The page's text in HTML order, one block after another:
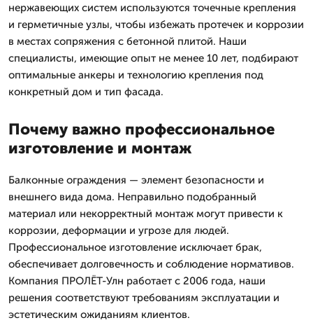
нержавеющих систем используются точечные крепления
и герметичные узлы, чтобы избежать протечек и коррозии
в местах сопряжения с бетонной плитой. Наши
специалисты, имеющие опыт не менее 10 лет, подбирают
оптимальные анкеры и технологию крепления под
конкретный дом и тип фасада.
Почему важно профессиональное
изготовление и монтаж
Балконные ограждения — элемент безопасности и
внешнего вида дома. Неправильно подобранный
материал или некорректный монтаж могут привести к
коррозии, деформации и угрозе для людей.
Профессиональное изготовление исключает брак,
обеспечивает долговечность и соблюдение нормативов.
Компания ПРОЛЁТ-Улн работает с 2006 года, наши
решения соответствуют требованиям эксплуатации и
эстетическим ожиданиям клиентов.